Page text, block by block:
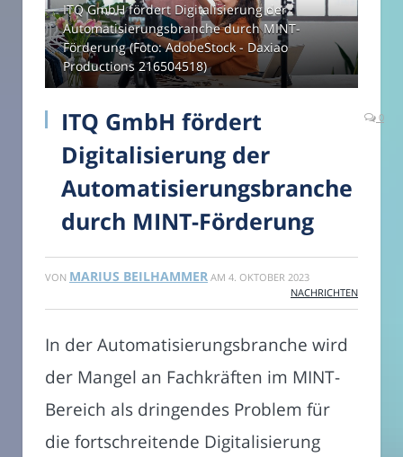
ITQ GmbH fördert Digitalisierung der
Automatisierungsbranche durch MINT-
Förderung (Foto: AdobeStock - Daxiao
Productions 216504518)
ITQ GmbH fördert
Digitalisierung der
Automatisierungsbranche
durch MINT-Förderung
0
VON MARIUS BEILHAMMER AM 4. OKTOBER 2023
NACHRICHTEN
In der Automatisierungsbranche wird
der Mangel an Fachkräften im MINT-
Bereich als dringendes Problem für
die fortschreitende Digitalisierung